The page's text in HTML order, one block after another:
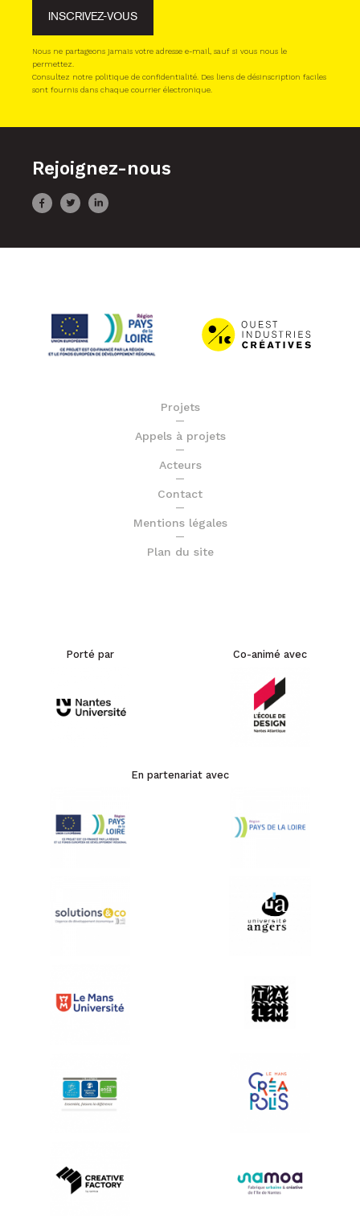
INSCRIVEZ-VOUS
Nous ne partageons jamais votre adresse e-mail, sauf si vous nous le
permettez.
Consultez notre politique de confidentialité. Des liens de désinscription faciles
sont fournis dans chaque courrier électronique.
Rejoignez-nous
Projets
Appels à projets
Acteurs
Contact
Mentions légales
Plan du site
Porté par Co-animé avec
En partenariat avec